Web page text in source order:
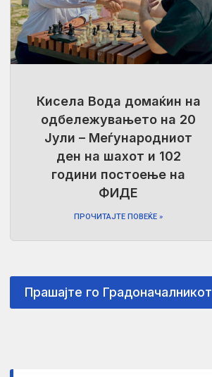
Кисела Вода домаќин на
одбележувањето на 20
Јули – Меѓународниот
ден на шахот и 102
години постоење на
ФИДЕ
ПРОЧИТАЈТЕ ПОВЕЌЕ »
Прашајте го Градоначалникот